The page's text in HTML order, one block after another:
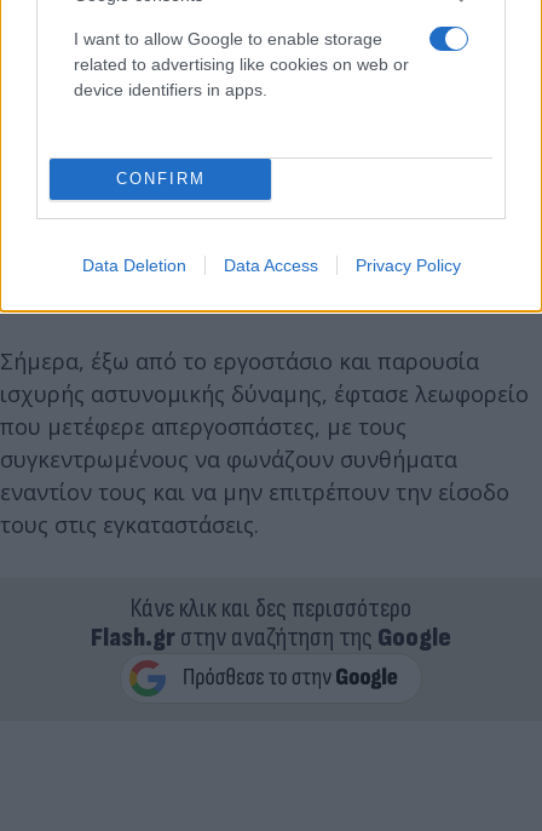
I want to allow Google to enable storage
related to advertising like cookies on web or
device identifiers in apps.
CONFIRM
Data Deletion Data Access Privacy Policy
Εργαζόμενοι στη "Μαλαματίνα” βρίσκονται εδώ και
εργοδοσία να πάρει πίσω τις απολύσεις που έκανε
πρόσφατα και να υπογράψει αξιοπρεπείς
συμβάσεις εργασίας. Σε όλο αυτό το διάστημα, δεν
επιτρέπουν την είσοδο σε άλλους εργαζόμενους,
Σήμερα, έξω από το εργοστάσιο και παρουσία
ισχυρής αστυνομικής δύναμης, έφτασε λεωφορείο
που μετέφερε απεργοσπάστες, με τους
συγκεντρωμένους να φωνάζουν συνθήματα
εναντίον τους και να μην επιτρέπουν την είσοδο
τους στις εγκαταστάσεις.
Κάνε κλικ και δες περισσότερο
Flash.grστην αναζήτηση της Google